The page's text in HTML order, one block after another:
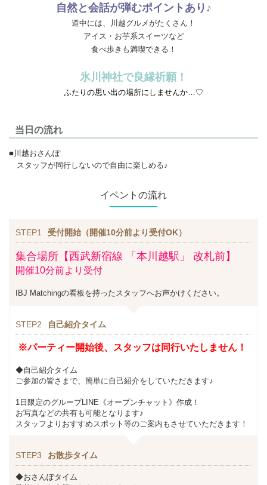
自然と会話が弾むポイントあり♪
道中には、 川越グルメがたくさん！
アイス・お芋系スイーツなど
食べ歩きも満喫できる！
氷川神社で良縁祈願！
ふたりの思い出の場所にしませんか…♡
当日の流れ
■川越おさんぽ
スタッフが同行しないので自由に楽しめる♪
イベントの流れ
STEP1 受付開始（開催10分前より受付OK）
集合場所【西武新宿線 「本川越駅」 改札前】
開催10分前より受付
IBJ Matchingの看板を持ったスタッフへお声かけください。
STEP2 自己紹介タイム
※パーティー開始後、スタッフは同行いたしません！
◆自己紹介タイム
ご参加の皆さまで、簡単に自己紹介をしていただきます♪
1日限定のグループLINE《オープンチャット》作成！
お写真などの共有も可能となります♪
スタッフよりおすすめスポット等のご案内もさせていただきます！
STEP3 お散歩タイム
◆おさんぽタイム